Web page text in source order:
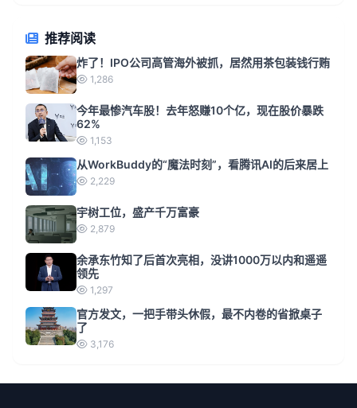
推荐阅读
炸了！IPO公司高管海外被抓，居然用茶包装钱行贿
1,286
今年最惨汽车股！去年怒赚10个亿，现在股价暴跌
62%
1,153
从WorkBuddy的“魔法时刻”，看腾讯AI的后来居上
2,229
宇树工位，盛产千万富豪
2,879
余承东竹知了后首次亮相，没讲1000万以内和遥遥
领先
1,297
官方发文，一把手带头休假，最不内卷的省掀桌子
了
3,176